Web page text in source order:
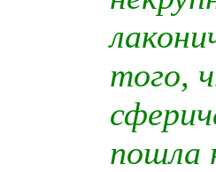
того,
пошла